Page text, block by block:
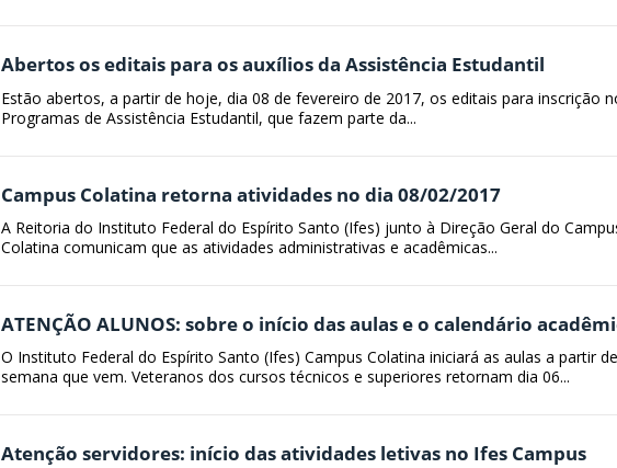
Abertos os editais para os auxílios da Assistência Estudantil
Estão abertos, a partir de hoje, dia 08 de fevereiro de 2017, os editais para inscrição
Programas de Assistência Estudantil, que fazem parte da...
Campus Colatina retorna atividades no dia 08/02/2017
A Reitoria do Instituto Federal do Espírito Santo (Ifes) junto à Direção Geral do
Colatina comunicam que as atividades administrativas e acadêmicas...
ATENÇÃO ALUNOS: sobre o início das aulas e o calendário
O Instituto Federal do Espírito Santo (Ifes) Campus Colatina iniciará as aulas a partir de
semana que vem. Veteranos dos cursos técnicos e superiores retornam dia 06...
Atenção servidores: início das atividades letivas no Ifes Campus